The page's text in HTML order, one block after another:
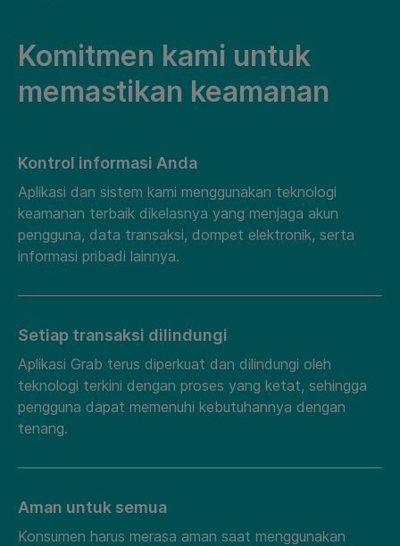
Komitmen kami untuk
memastikan keamanan
Kontrol informasi Anda
Aplikasi dan sistem kami menggunakan teknologi
keamanan terbaik dikelasnya yang menjaga akun
pengguna, data transaksi, dompet elektronik, serta
informasi pribadi lainnya.
Setiap transaksi dilindungi
Aplikasi Grab terus diperkuat dan dilindungi oleh
teknologi terkini dengan proses yang ketat, sehingga
pengguna dapat memenuhi kebutuhannya dengan
tenang.
Aman untuk semua
Konsumen harus merasa aman saat menggunakan